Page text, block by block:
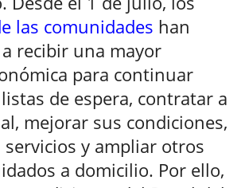
las comunidades han
recibir una mayor
para continuar
de espera, contratar a
mejorar sus condiciones,
servicios y ampliar otros
a domicilio. Por ello,